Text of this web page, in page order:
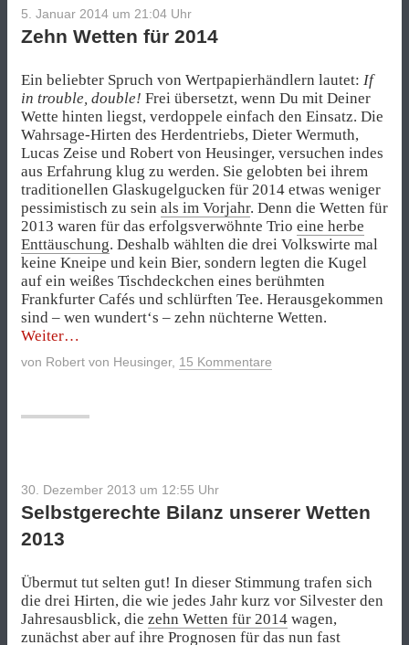
5. Januar 2014 um 21:04 Uhr
Zehn Wetten für 2014
Ein beliebter Spruch von Wertpapierhändlern lautet: If
in trouble, double! Frei übersetzt, wenn Du mit Deiner
Wette hinten liegst, verdoppele einfach den Einsatz. Die
Wahrsage-Hirten des Herdentriebs, Dieter Wermuth,
Lucas Zeise und Robert von Heusinger, versuchen indes
aus Erfahrung klug zu werden. Sie gelobten bei ihrem
traditionellen Glaskugelgucken für 2014 etwas weniger
pessimistisch zu sein als im Vorjahr. Denn die Wetten für
2013 waren für das erfolgsverwöhnte Trio eine herbe
Enttäuschung. Deshalb wählten die drei Volkswirte mal
keine Kneipe und kein Bier, sondern legten die Kugel
auf ein weißes Tischdeckchen eines berühmten
Frankfurter Cafés und schlürften Tee. Herausgekommen
sind – wen wundert‘s – zehn nüchterne Wetten.
Weiter„Zehn
Wetten
für
von Robert von Heusinger, 15 Kommentare
30. Dezember 2013 um 12:55 Uhr
Selbstgerechte Bilanz unserer Wetten
2013
Übermut tut selten gut! In dieser Stimmung trafen sich
die drei Hirten, die wie jedes Jahr kurz vor Silvester den
Jahresausblick, die zehn Wetten für 2014 wagen,
zunächst aber auf ihre Prognosen für das nun fast